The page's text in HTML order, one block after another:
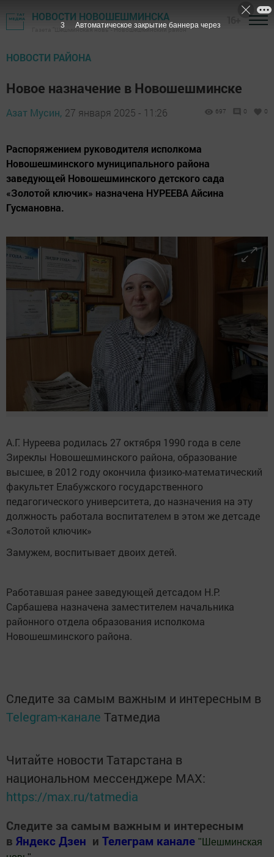
НОВОСТИ НОВОШЕШМИНСКА
Газета "Шешминская новь" - Новошешминский район
НОВОСТИ РАЙОНА
Новое назначение в Новошешминске
Азат Мусин, 27 января 2025 - 11:26 697 0 0
Распоряжением руководителя исполкома
Новошешминского муниципального района
заведующей Новошешминского детского сада
«Золотой ключик» назначена НУРЕЕВА Айсина
Гусмановна.
А.Г. Нуреева родилась 27 октября 1990 года в селе
Зиреклы Новошешминского района, образование
высшее, в 2012 году окончила физико-математический
факультет Елабужского государственного
педагогического университета, до назначения на эту
должность работала воспитателем в этом же детсаде
«Золотой ключик»
Замужем, воспитывает двоих детей.
Работавшая ранее заведующей детсадом Н.Р.
Сарбашева назначена заместителем начальника
районного отдела образования исполкома
Новошешминского района.
Следите за самым важным и интересным в
Telegram-канале Татмедиа
Читайте новости Татарстана в
национальном мессенджере MАХ:
https://max.ru/tatmedia
Следите за самым важным и интересным
в Яндекс Дзен и Телеграм канале " Шешминская
1 Автоматическое закрытие баннера через